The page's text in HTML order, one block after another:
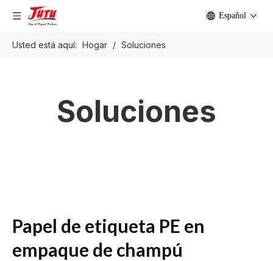
Español
Usted está aquí: Hogar / Soluciones
Soluciones
Papel de etiqueta PE en
empaque de champú